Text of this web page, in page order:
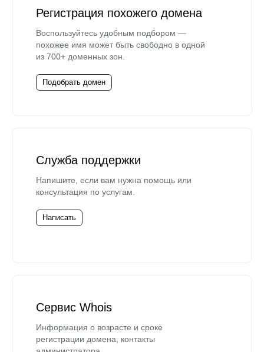
Регистрация похожего домена
Воспользуйтесь удобным подбором —
похожее имя может быть свободно в одной
из 700+ доменных зон.
Подобрать домен
Служба поддержки
Напишите, если вам нужна помощь или
консультация по услугам.
Написать
Сервис Whois
Информация о возрасте и сроке
регистрации домена, контакты